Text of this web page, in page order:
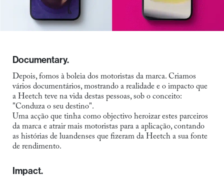
Documentary.
Depois, fomos à boleia dos motoristas da marca. Criamos
vários documentários, mostrando a realidade e o impacto que
a Heetch teve na vida destas pessoas, sob o conceito:
"Conduza o seu destino".
Uma acção que tinha como objectivo heroizar estes parceiros
da marca e atrair mais motoristas para a aplicação, contando
as histórias de luandenses que fizeram da Heetch a sua fonte
de rendimento.
Impact.